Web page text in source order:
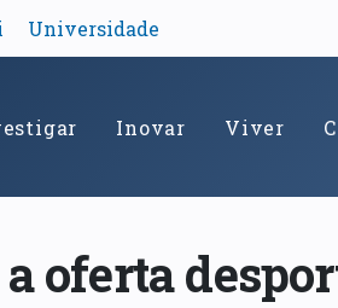
Universidade
Inovar Viver
oferta